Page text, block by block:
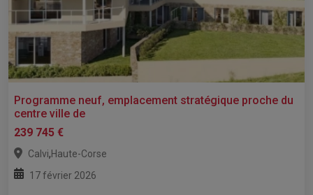
Programme neuf, emplacement stratégique proche du
centre ville de
239 745 €
Calvi,Haute-Corse
17 février 2026